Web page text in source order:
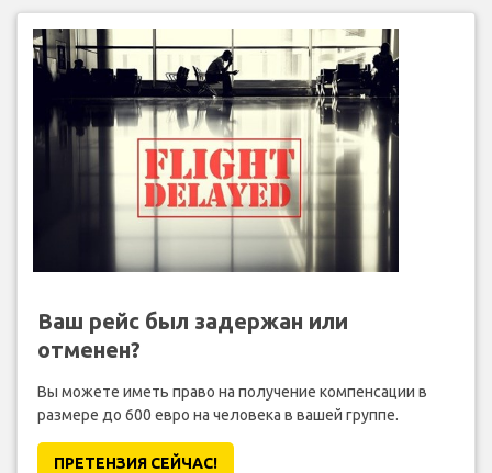
Ваш рейс был задержан или
отменен?
Вы можете иметь право на получение компенсации в
размере до 600 евро на человека в вашей группе.
ПРЕТЕНЗИЯ CЕЙЧАС!